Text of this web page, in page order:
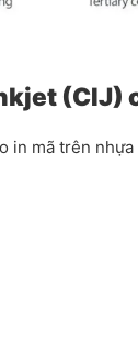
(CIJ)
in mã trên nhựa